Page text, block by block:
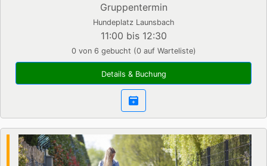
Gruppentermin
Hundeplatz Launsbach
11:00 bis 12:30
0 von 6 gebucht (0 auf Warteliste)
Details & Buchung